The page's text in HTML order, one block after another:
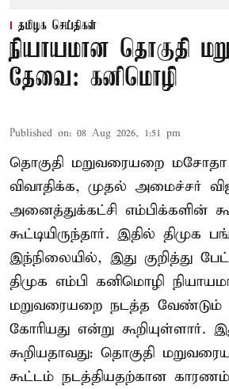
தமிழக செய்திகள்
நியாயமான தொகுதி
தேவை: கனிமொழி
Published on: 08 Aug 2026, 1:51 pm
தொகுதி மறுவரையறை மசோதா
விவாதிக்க, முதல் அமைச்சர்
அனைத்துக்கட்சி எம்பிக்களின்
கூட்டியிருந்தார். இதில் திமுக
இந்நிலையில், இது குறித்து
திமுக எம்பி கனிமொழி
மறுவரையறை நடத்த வேண்டும்
கோரியது என்று கூறியுள்ளார்.
கூறியதாவது: தொகுதி
கூட்டம் நடத்தியதற்கான